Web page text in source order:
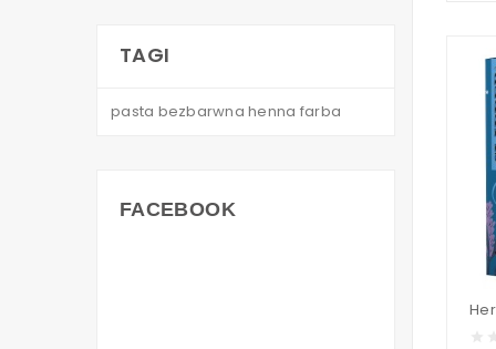
TAGI
pasta bezbarwnahenna farba
FACEBOOK